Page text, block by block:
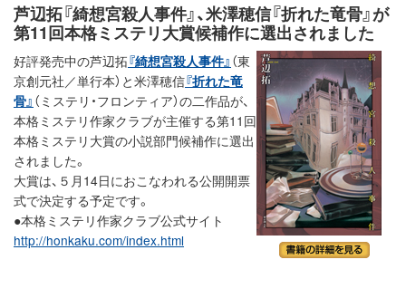
芦辺拓『綺想宮殺人事件』、米澤穂信『折れた竜骨』が
第11回本格ミステリ大賞候補作に選出されました
好評発売中の芦辺拓『綺想宮殺人事件』 （東
京創元社／単行本）と米澤穂信『折れた竜
骨』 （ミステリ・フロンティア）の二作品が、
本格ミステリ作家クラブが主催する第11回
本格ミステリ大賞の小説部門候補作に選出
されました。
大賞は、５月14日におこなわれる公開開票
式で決定する予定です。
●本格ミステリ作家クラブ公式サイト
http://honkaku.com/index.html